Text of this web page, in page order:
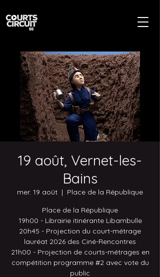
19 août, Vernet-les-
Bains
mer. 19 août
  |
Place de la République
Place de la République
19h00 - Librairie itinérante Libambulle
20h45 - Projection du court-métrage
lauréat 2026 des Ciné-Rencontres
21h00 - Projection de courts-métrages en
compétition programme #2 avec vote du
public